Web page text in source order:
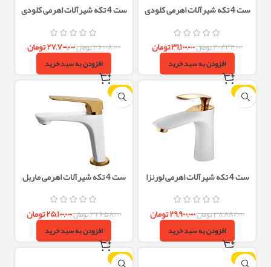
ست 4 تکه شیرآلات اهرمی کلودی
۴۰,۴۳۴,۰۰۰تومان۳۱,۱۰۰,۰۰۰تومان
افزودن به سبد خرید
ست 4 تکه شیرآلات اهرمی کلودی
۳۶,۰۰۸,۰۰۰تومان۲۷,۷۰۰,۰۰۰تومان
افزودن به سبد خرید
-23%
ست 4 تکه شیرآلات اهرمی لورنزا
۳۸,۸۸۲,۰۰۰تومان۲۹,۹۰۰,۰۰۰تومان
افزودن به سبد خرید
-23%
ست 4 تکه شیرآلات اهرمی ماربل
۳۲,۶۵۸,۰۰۰تومان۲۵,۱۰۰,۰۰۰تومان
افزودن به سبد خرید
-23%
-23%